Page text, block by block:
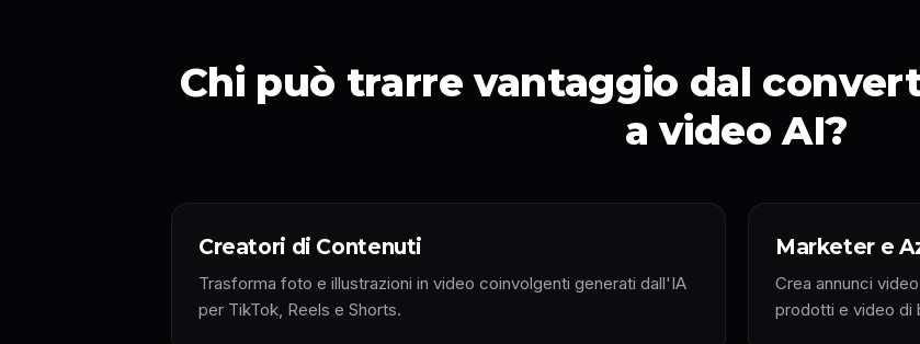
Chi può trarre vantaggio dal
a video AI?
Creatori di Contenuti
Trasforma foto e illustrazioni in video coinvolgenti generati dall'IA
per TikTok, Reels e Shorts.
Marketer e
Crea annunci
prodotti e video di